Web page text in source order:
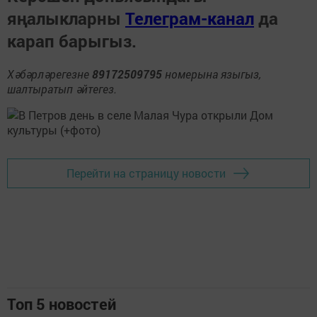
яңалыкларны Телеграм-канал да
карап барыгыз.
Хәбәрләрегезне 89172509795 номерына языгыз,
шалтыратып әйтегез.
Перейти на страницу новости
Топ 5 новостей